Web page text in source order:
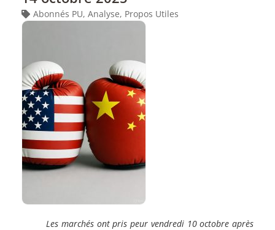
Abonnés PU, Analyse, Propos Utiles
Les marchés ont pris peur vendredi 10 octobre après